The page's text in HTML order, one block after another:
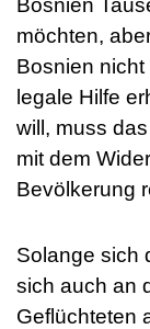
Bosnien
möchten,
Bosnien
legale Hilfe
will, muss
mit dem
Bevölkerung
Solange sich
sich auch an
Geflüchteten